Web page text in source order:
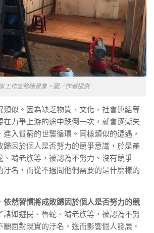
工作室修繕景象。圖／作者提供
類似。因為缺乏物質、文化、社會連結等
在力爭上游的途中跌倒一次，就會逐漸失
入貧窮的世襲循環。同樣類似的遭遇，
歸因於個人是否努力的競爭意識，於是產
、啃老族等，被認為不努力、沒有競爭
汙名，而從不過問他們需要的是什麼樣的
依然習慣將成敗歸因於個人是否努力的競
諸如遊民、魯蛇、啃老族等，被認為不努
願面對現實的汙名，進而影響個人發展。